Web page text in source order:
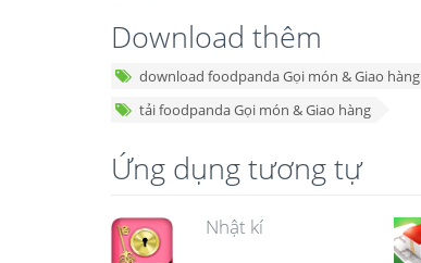
Download thêm
download foodpanda Gọi món & Giao hàng
tải foodpanda Gọi món & Giao hàng
Ứng dụng tương tự
Nhật kí